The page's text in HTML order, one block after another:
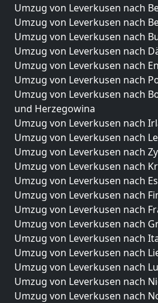
Umzug von Leverkusen nach
Umzug von Leverkusen nach
Umzug von Leverkusen nach
Umzug von Leverkusen nach
Umzug von Leverkusen nach
Umzug von Leverkusen nach
Umzug von Leverkusen nach
und Herzegowina
Umzug von Leverkusen nach
Umzug von Leverkusen nach
Umzug von Leverkusen nach
Umzug von Leverkusen nach
Umzug von Leverkusen nach
Umzug von Leverkusen nach
Umzug von Leverkusen nach
Umzug von Leverkusen nach
Umzug von Leverkusen nach
Umzug von Leverkusen nach
Umzug von Leverkusen nach
Umzug von Leverkusen nach
Umzug von Leverkusen nach